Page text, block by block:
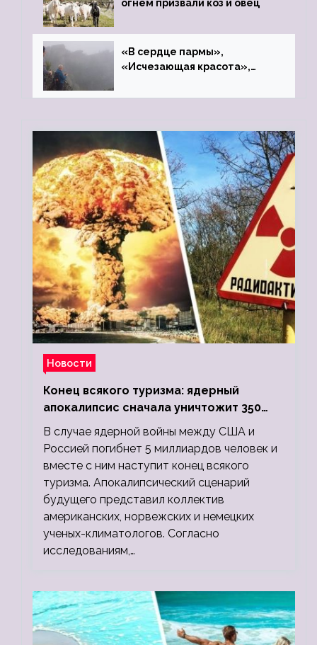
огнём призвали коз и овец
«В сердце пармы»,
«Исчезающая красота»,
Новости
Конец всякого туризма: ядерный
апокалипсис сначала уничтожит 350
миллионов, а потом 5 миллиардов
людей
В случае ядерной войны между США и
Россией погибнет 5 миллиардов человек и
вместе с ним наступит конец всякого
туризма. Апокалипсический сценарий
будущего представил коллектив
американских, норвежских и немецких
ученых-климатологов. Согласно
исследованиям,…